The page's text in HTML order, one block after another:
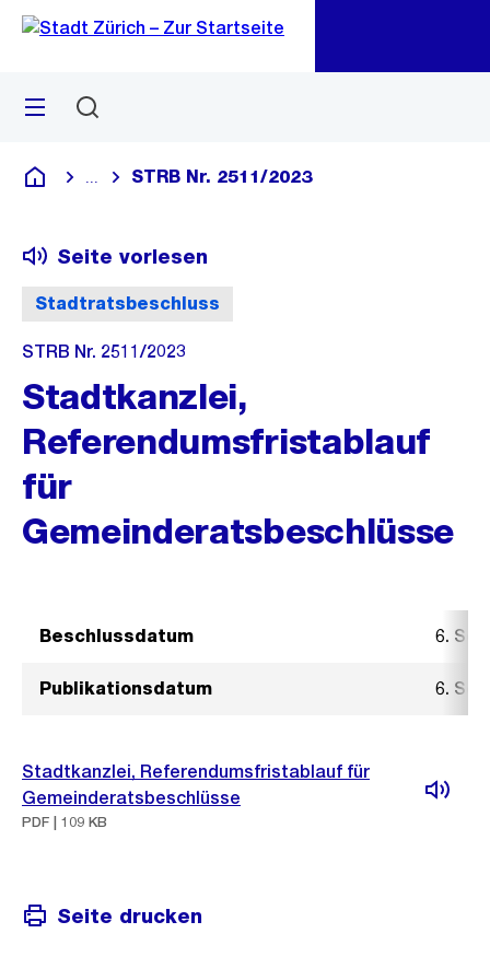
Navigation
Sprunglink
Menü
Deutsch
Blende alle Breadcrumbs ein
STRB Nr. 2511/2023
Stadtratsbeschluss
Seite vorlesen
STRB Nr. 2511/2023
Stadtkanzlei,
Referendumsfristablauf
für
Gemeinderatsbeschlüsse
Beschlussdatum 6.
Publikationsdatum 6.
Stadtkanzlei, Referendumsfristablauf für
Gemeinderatsbeschlüsse
PDF | 109 KB
Seite drucken